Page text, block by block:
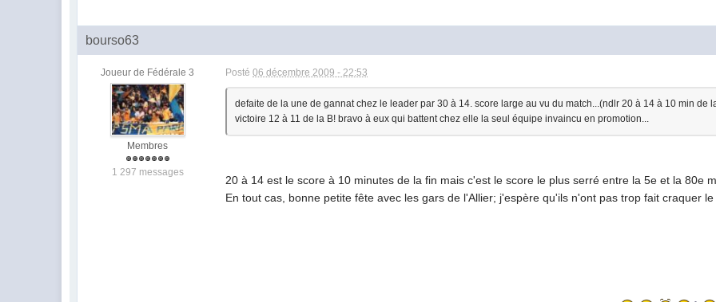
bourso63
Joueur de Fédérale 3
Membres
1 297 messages
Posté06 décembre 2009 - 22:53
defaite de la une de gannat chez le leader par 30 à 14. score large au vu du match...(ndlr 20 à 14 à 10 min de
victoire 12 à 11 de la B! bravo à eux qui battent chez elle la seul équipe invaincu en promotion...
20 à 14 est le score à 10 minutes de la fin mais c'est le score le plus serré entre la 5e et la 80e
En tout cas, bonne petite fête avec les gars de l'Allier; j'espère qu'ils n'ont pas trop fait craquer